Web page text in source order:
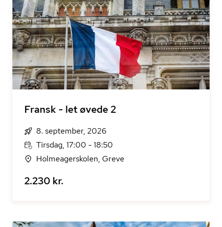
Fransk - let øvede 2
8. september, 2026
Tirsdag, 17:00 - 18:50
Holmeagerskolen, Greve
2.230 kr.